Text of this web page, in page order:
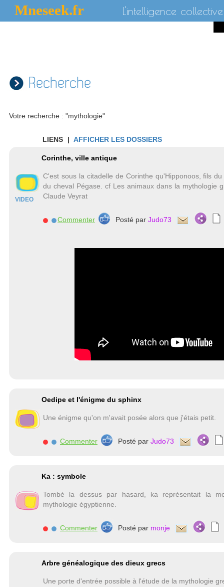
Mneseek.fr L'intelligence collective
Recherche
Votre recherche : "mythologie"
LIENS | AFFICHER LES DOSSIERS
VIDEO
Corinthe, ville antique
C'est sous la citadelle de Corinthe qu'Hipponoos, fils
du cheval Pégase. cf Les animaux dans la mythologie
Claude Veyrat
Commenter Posté par Judo73
Oedipe et l'énigme du sphinx
Une énigme qu'on m'avait posée alors que j'étais petit.
Commenter Posté par Judo73
Ka : symbole
Tombé la dessus par hasard, ka représentait la
mythologie égyptienne.
Commenter Posté par monje
Arbre généalogique des dieux grecs
Une porte d'entrée possible à l'étude de la mythologie